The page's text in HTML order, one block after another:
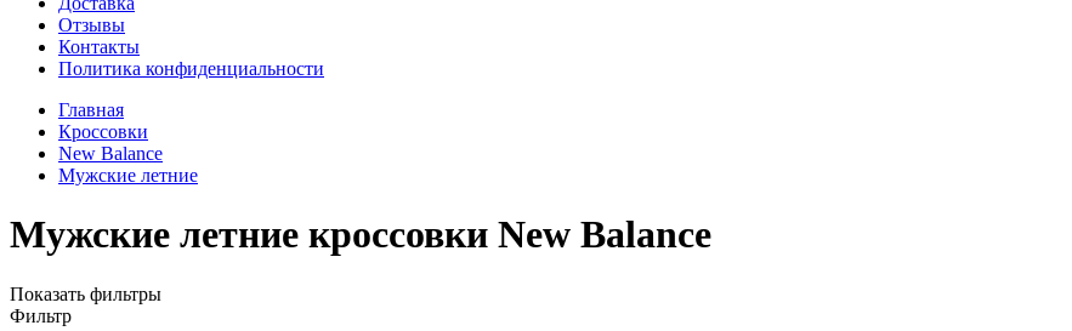
Отзывы
Контакты
Политика конфиденциальности
Главная
Кроссовки
New Balance
Мужские летние
Мужские летние кроссовки New Balance
Показать фильтры
Фильтр